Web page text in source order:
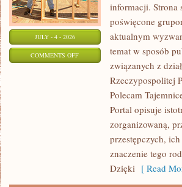
JULY - 4 - 2026
COMMENTS OFFON
CZYTELNIKÓW
informacji. Strona
poświęcone
aktualnym
temat w sposób
związanych z
Rzeczypospolitej
Polecam
Portal opisuje
zorganizowaną,
przestępczych,
znaczenie tego
Dzięki [ Read